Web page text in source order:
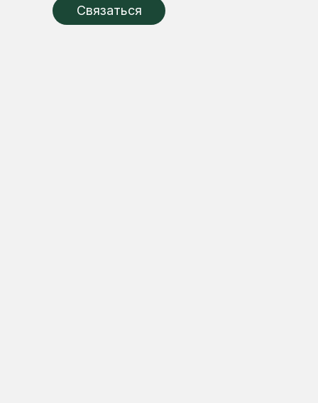
Связаться